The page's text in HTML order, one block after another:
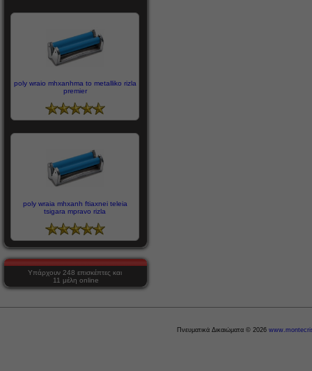
poly wraio mhxanhma to metalliko rizla
premier
poly wraia mhxanh ftiaxnei teleia
tsigara mpravo rizla
Υπάρχουν 248 επισκέπτες και
11 μέλη online
Πνευματικά Δικαιώματα © 2026